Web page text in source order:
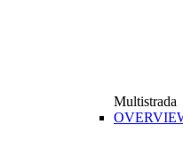
Multistrada